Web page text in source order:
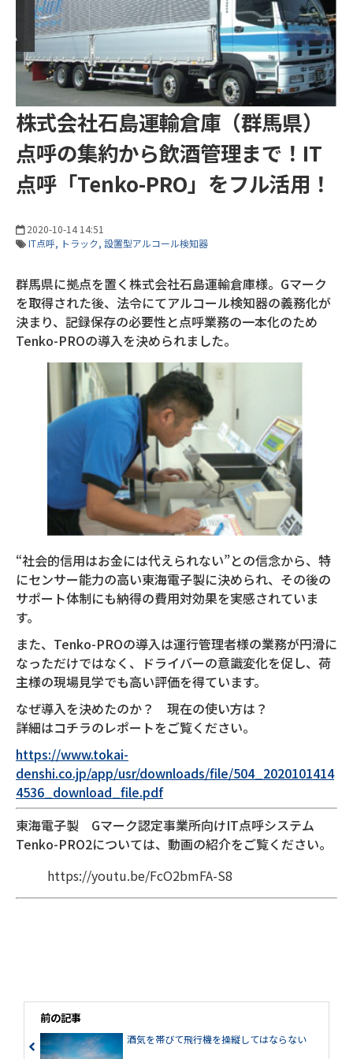
株式会社石島運輸倉庫（群馬県）
点呼の集約から飲酒管理まで！IT
点呼「Tenko-PRO」をフル活用！
2020-10-14 14:51
IT点呼 トラック 設置型アルコール検知器
群馬県に拠点を置く株式会社石島運輸倉庫様。Gマーク
を取得された後、法令にてアルコール検知器の義務化が
決まり、記録保存の必要性と点呼業務の一本化のため
Tenko-PROの導入を決められました。
“社会的信用はお金には代えられない”との信念から、特
にセンサー能力の高い東海電子製に決められ、その後の
サポート体制にも納得の費用対効果を実感されていま
す。
また、Tenko-PROの導入は運行管理者様の業務が円滑に
なっただけではなく、ドライバーの意識変化を促し、荷
主様の現場見学でも高い評価を得ています。
なぜ導入を決めたのか？ 現在の使い方は？
詳細はコチラのレポートをご覧ください。
https://www.tokai-
denshi.co.jp/app/usr/downloads/file/504_2020101414
4536_download_file.pdf
東海電子製 Gマーク認定事業所向けIT点呼システム
Tenko-PRO2については、動画の紹介をご覧ください。
https://youtu.be/FcO2bmFA-S8
前の記事
酒気を帯びて飛行機を操縦してはならない